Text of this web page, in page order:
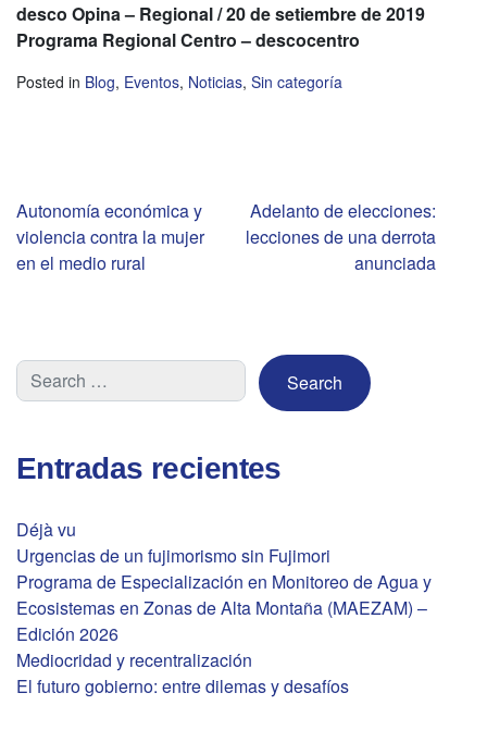
desco Opina – Regional / 20 de setiembre de 2019
Programa Regional Centro – descocentro
Posted in Blog, Eventos, Noticias, Sin categoría
Navegación
de
Autonomía económica y
violencia contra la mujer
en el medio rural
Adelanto de elecciones:
lecciones de una derrota
anunciada
Entradas recientes
Déjà vu
Urgencias de un fujimorismo sin Fujimori
Programa de Especialización en Monitoreo de Agua y
Ecosistemas en Zonas de Alta Montaña (MAEZAM) –
Edición 2026
Mediocridad y recentralización
El futuro gobierno: entre dilemas y desafíos